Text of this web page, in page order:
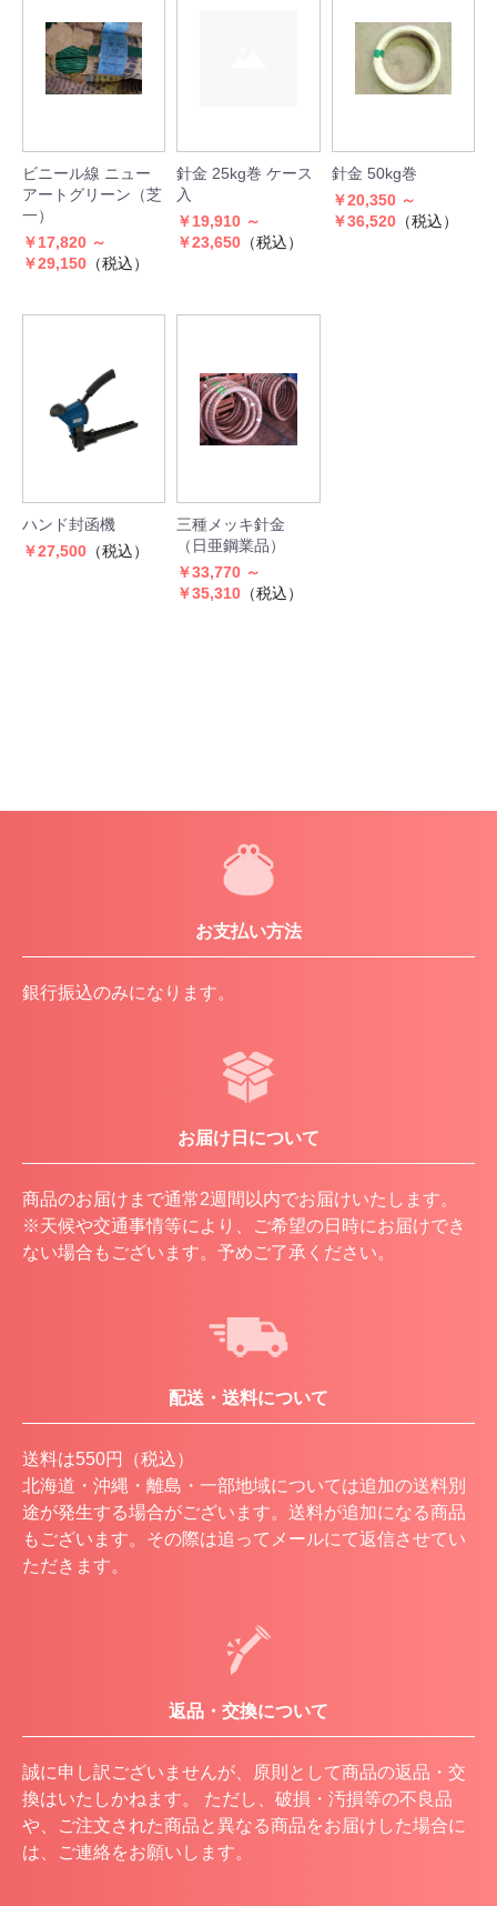
ビニール線 ニュー
アートグリーン（芝
一）
￥17,820 ～
￥29,150 （税込）
針金 25kg巻 ケース
入
￥19,910 ～
￥23,650 （税込）
針金 50kg巻
￥20,350 ～
￥36,520（税込）
ハンド封函機
￥27,500 （税込）
三種メッキ針金
（日亜鋼業品）
￥33,770 ～
￥35,310 （税込）
お支払い方法
銀行振込のみになります。
お届け日について
商品のお届けまで通常2週間以内でお届けいたします。
※天候や交通事情等により、ご希望の日時にお届けでき
ない場合もございます。予めご了承ください。
配送・送料について
送料は550円（税込）
北海道・沖縄・離島・一部地域については追加の送料別
途が発生する場合がございます。送料が追加になる商品
もございます。その際は追ってメールにて返信させてい
ただきます。
返品・交換について
誠に申し訳ございませんが、原則として商品の返品・交
換はいたしかねます。 ただし、破損・汚損等の不良品
や、ご注文された商品と異なる商品をお届けした場合に
は、ご連絡をお願いします。